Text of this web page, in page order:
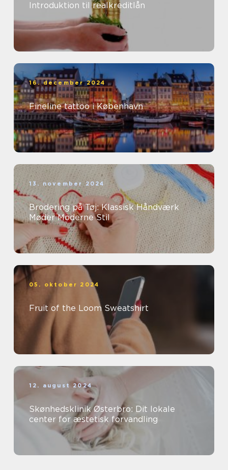
Introduktion til realkreditlån
16. december 2024
Fineline tattoo i København
13. november 2024
Brodering på Tøj: Klassisk Håndværk
Møder Moderne Stil
05. oktober 2024
Fruit of the Loom Sweatshirt
12. august 2024
Skønhedsklinik Østerbro: Dit lokale
center for æstetisk forvandling